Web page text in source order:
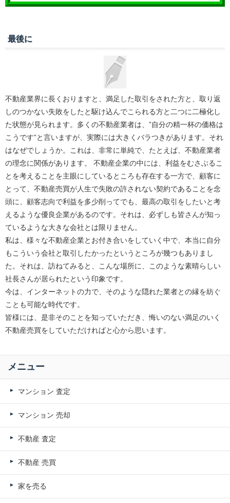
最後に
不動産業界に長くおりますと、満足した取引をされた方と、取り返
しのつかない失敗をしたと駆け込んでこられる方と二つに二極化し
た状態が見られます。多くの不動産業者は、”自分の精一杯の価格は
こうです”と言いますが、実際には大きくバラつきがあります。それ
はなぜでしょうか。これは、非常に単純で、たとえば、不動産業者
の理念に関係があります。 不動産企業の中には、利益をむさぶるこ
とを考えることを主眼にしているところも存在する一方で、顧客に
とって、不動産売買が人生で失敗の許されない契約であることを念
頭に、顧客志向で利益を多少削ってでも、最高の取引をしたいと考
えるような優良企業があるのです。それは、必ずしも皆さんが知っ
ているような大きな会社とは限りません。
私は、様々な不動産企業とお付き合いをしていく中で、本当に自分
もこういう会社と取引したかったというところが幾つもありまし
た。それは、訪ねてみると、こんな場所に、このような素晴らしい
社長さんが居られたという印象です。
今は、インターネットの力で、そのような隠れた業者との縁を紡ぐ
ことも可能な時代です。
皆様には、是非そのことを知っていただき、悔いのない満足のいく
不動産売買をしていただければと心から思います。
メニュー
マンション 査定
マンション 売却
不動産 査定
不動産 売買
家を売る